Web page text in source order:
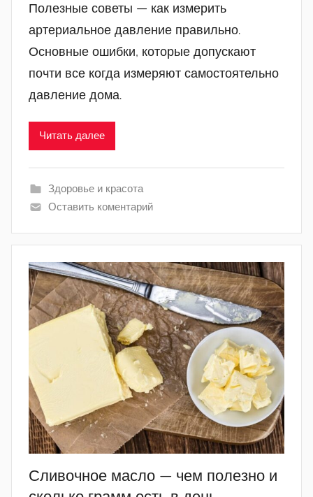
Полезные советы — как измерить
артериальное давление правильно.
Основные ошибки, которые допускают
почти все когда измеряют самостоятельно
давление дома.
Читать далее
Здоровье и красота
Оставить коментарий
Сливочное масло — чем полезно и